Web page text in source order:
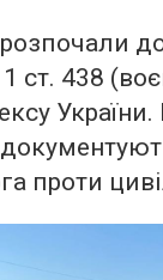
ст. 438
проти